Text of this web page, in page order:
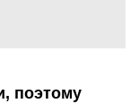
поэтому